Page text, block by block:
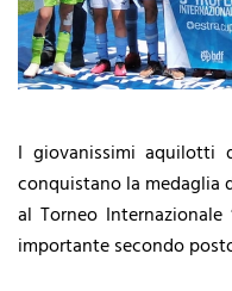
I giovanissimi aquilotti
conquistano la medaglia
al Torneo Internazionale
importante secondo